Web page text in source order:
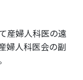
産婦人科医の遠
婦人科医会の副